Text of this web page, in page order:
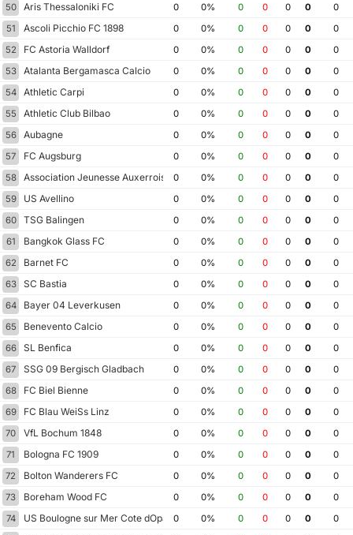
50
Aris Thessaloniki FC 0 0% 0 0 0 0
0
51
Ascoli Picchio FC 1898 0 0% 0 0 0 0
0
52
FC Astoria Walldorf 0 0% 0 0 0 0
0
53
Atalanta Bergamasca Calcio 0 0% 0 0 0 0
0
54
Athletic Carpi 0 0% 0 0 0 0
0
55
Athletic Club Bilbao 0 0% 0 0 0 0
0
56
Aubagne 0 0% 0 0 0 0
0
57
FC Augsburg 0 0% 0 0 0 0
0
58
Association Jeunesse Auxerroise 0 0% 0 0 0 0
0
59
US Avellino 0 0% 0 0 0 0
0
60
TSG Balingen 0 0% 0 0 0 0
0
61
Bangkok Glass FC 0 0% 0 0 0 0
0
62
Barnet FC 0 0% 0 0 0 0
0
63
SC Bastia 0 0% 0 0 0 0
0
64
Bayer 04 Leverkusen 0 0% 0 0 0 0
0
65
Benevento Calcio 0 0% 0 0 0 0
0
66
SL Benfica 0 0% 0 0 0 0
0
67
SSG 09 Bergisch Gladbach 0 0% 0 0 0 0
0
68
FC Biel Bienne 0 0% 0 0 0 0
0
69
FC Blau WeiSs Linz 0 0% 0 0 0 0
0
70
VfL Bochum 1848 0 0% 0 0 0 0
0
71
Bologna FC 1909 0 0% 0 0 0 0
0
72
Bolton Wanderers FC 0 0% 0 0 0 0
0
73
Boreham Wood FC 0 0% 0 0 0 0
0
74
US Boulogne sur Mer Cote dOpale0 0% 0 0 0 0
0